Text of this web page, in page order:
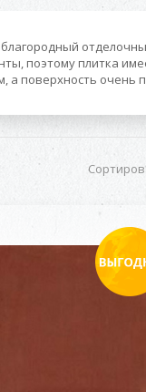
поэтому плитка
а поверхность очень